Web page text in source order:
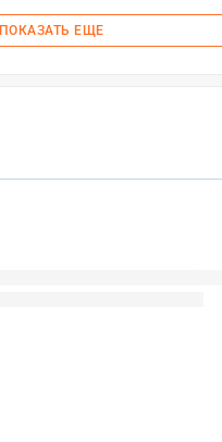
ПОКАЗАТЬ ЕЩЕ